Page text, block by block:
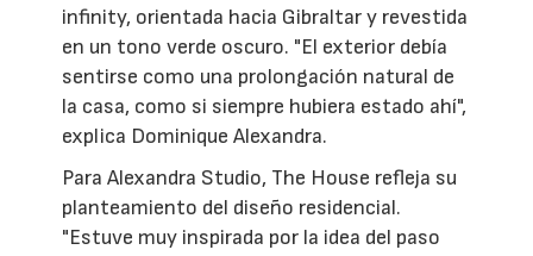
infinity, orientada hacia Gibraltar y revestida
en un tono verde oscuro. "El exterior debía
sentirse como una prolongación natural de
la casa, como si siempre hubiera estado ahí",
explica Dominique Alexandra.
Para Alexandra Studio, The House refleja su
planteamiento del diseño residencial.
"Estuve muy inspirada por la idea del paso